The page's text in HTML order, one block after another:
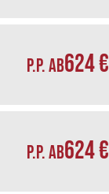
P.P. AB624 €
P.P. AB624 €